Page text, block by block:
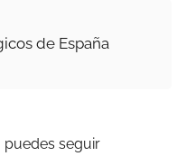
de España
puedes seguir